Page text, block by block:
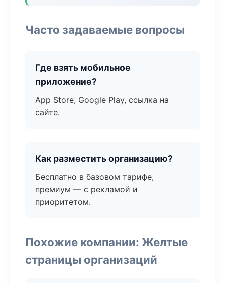
Часто задаваемые вопросы
Где взять мобильное
приложение?
App Store, Google Play, ссылка на
сайте.
Как разместить организацию?
Бесплатно в базовом тарифе,
премиум — с рекламой и
приоритетом.
Похожие компании: Желтые
страницы организаций